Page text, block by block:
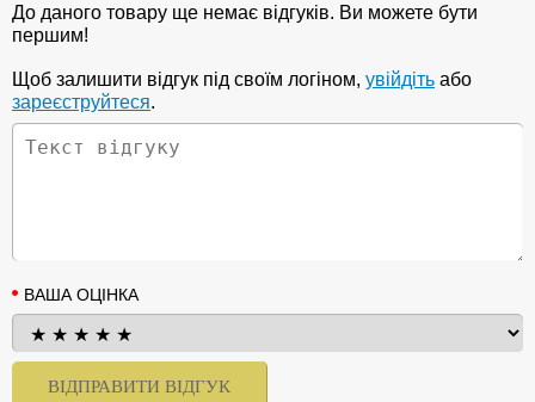
До даного товару ще немає відгуків. Ви можете бути
першим!
Щоб залишити відгук під своїм логіном, увійдіть або
зареєструйтеся.
ВАША ОЦІНКА